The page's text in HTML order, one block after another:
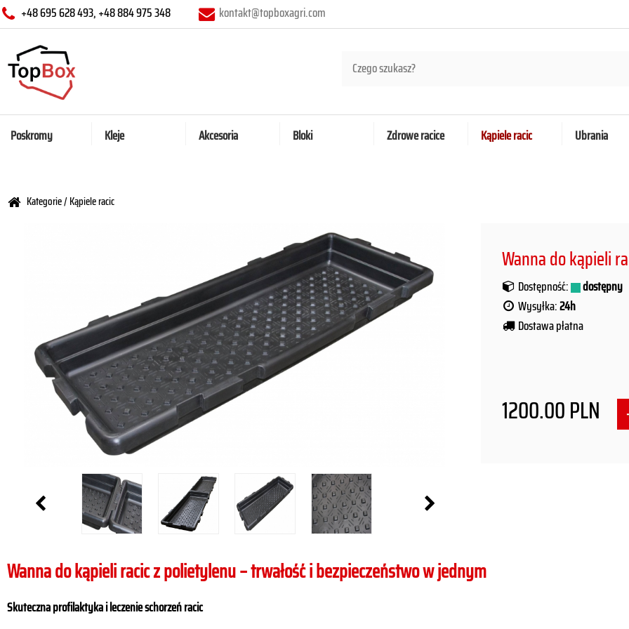
+48 695 628 493, +48 884 975 348 kontakt@topboxagri.com
Poskromy Kleje Akcesoria Bloki Zdrowe racice Kąpiele racic Ubrania
Kategorie/Kąpiele racic
Wanna do kąpieli
Dostępność:
dostępny
Wysyłka:24h
Dostawa płatna
1200.00PLN
Wanna do kąpieli racic z polietylenu – trwałość i bezpieczeństwo w jednym
Skuteczna profilaktyka i leczenie schorzeń racic